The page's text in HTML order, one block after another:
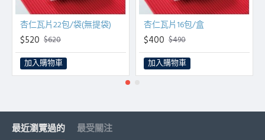
杏仁瓦片22包/袋(無提袋)
$520 $620
加入購物車
杏仁瓦片16包/盒
$400 $490
加入購物車
最近瀏覽過的 最受關注